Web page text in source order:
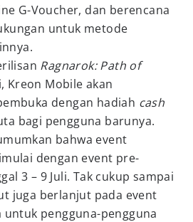
G-Voucher, dan berencana
untuk metode
Ragnarok: Path of
Kreon Mobile akan
dengan hadiah cash
bagi pengguna barunya.
bahwa event
dengan event pre-
3 – 9 Juli. Tak cukup sampai
juga berlanjut pada event
pengguna-pengguna